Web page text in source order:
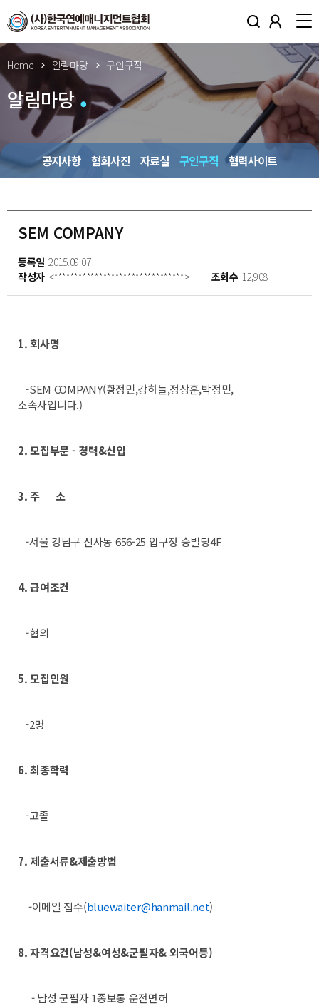
Home 알림마당 구인구직
알림마당
공지사항 협회사진 자료실 구인구직 협력사이트
SEM COMPANY
등록일 2015.09.07
작성자 <********************************> 조회수 12,908
1. 회사명
-SEM COMPANY(황정민,강하늘,정상훈,박정민,
소속사입니다.)
2. 모집부문 - 경력&신입
3. 주 소
-서울 강남구 신사동 656-25 압구정 승빌딩4F
4. 급여조건
-협의
5. 모집인원
-2명
6. 최종학력
-고졸
7. 제출서류&제출방법
-이메일 접수(bluewaiter@hanmail.net)
8. 자격요건(남성&여성&군필자& 외국어등)
- 남성 군필자 1종보통 운전면허